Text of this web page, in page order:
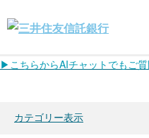
▶こちらからAIチャットでもご
カテゴリー表示